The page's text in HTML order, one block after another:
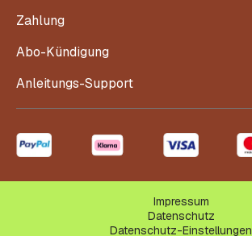
Zahlung
Abo-Kündigung
Anleitungs-Support
Impressum
Datenschutz
Datenschutz-Einstellungen